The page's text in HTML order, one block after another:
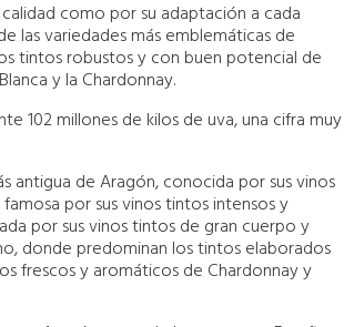
como por su adaptación a cada
las variedades más emblemáticas de
tintos robustos y con buen potencial de
y la Chardonnay.
102 millones de kilos de uva, una cifra muy
antigua de Aragón, conocida por sus vinos
por sus vinos tintos intensos y
por sus vinos tintos de gran cuerpo y
donde predominan los tintos elaborados
frescos y aromáticos de Chardonnay y